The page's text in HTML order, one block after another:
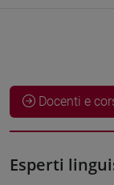
Docenti e
Esperti